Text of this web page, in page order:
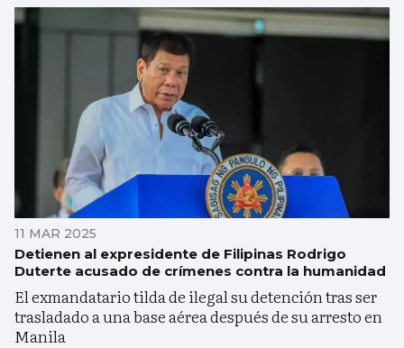
11 MAR 2025
Detienen al expresidente de Filipinas Rodrigo
Duterte acusado de crímenes contra la humanidad
El exmandatario tilda de ilegal su detención tras ser
trasladado a una base aérea después de su arresto en
Manila